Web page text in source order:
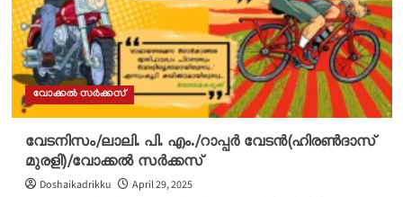
വോക്കൽ സർക്കസ്
വേടനിസം/ലാലി. പി. എം./റാപ്പർ വേടൻ(ഹിരൺദാസ്
മുരളി)/വോക്കൽ സർക്കസ്
Doshaikadrikku April 29, 2025